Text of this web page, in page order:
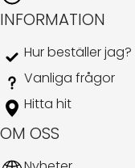
INFORMATION
Hur beställer jag?
Vanliga frågor
Hitta hit
OM OSS